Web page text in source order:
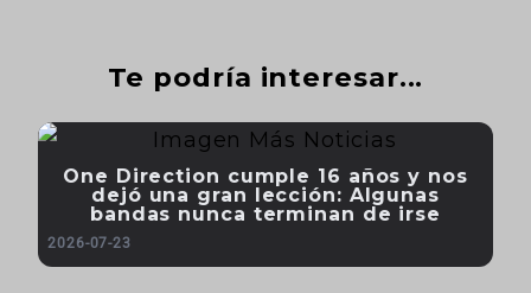
Te podría interesar...
One Direction cumple 16 años y nos
dejó una gran lección: Algunas
bandas nunca terminan de irse
2026-07-23